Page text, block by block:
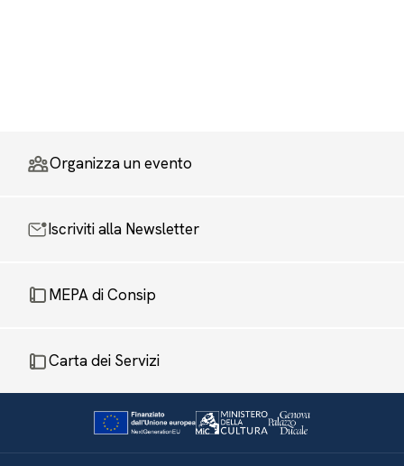
Organizza un evento
Iscriviti alla Newsletter
MEPA di Consip
Carta dei Servizi